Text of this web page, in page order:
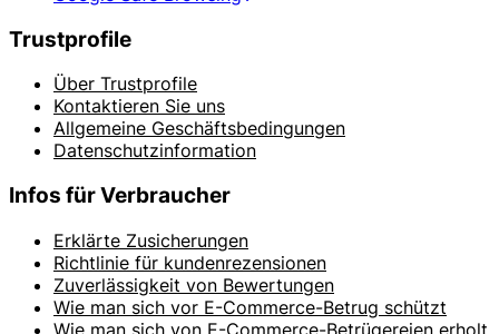
Trustprofile
Über Trustprofile
Kontaktieren Sie uns
Allgemeine Geschäftsbedingungen
Datenschutzinformation
Infos für Verbraucher
Erklärte Zusicherungen
Richtlinie für kundenrezensionen
Zuverlässigkeit von Bewertungen
Wie man sich vor E-Commerce-Betrug schützt
Wie man sich von E-Commerce-Betrügereien erholt